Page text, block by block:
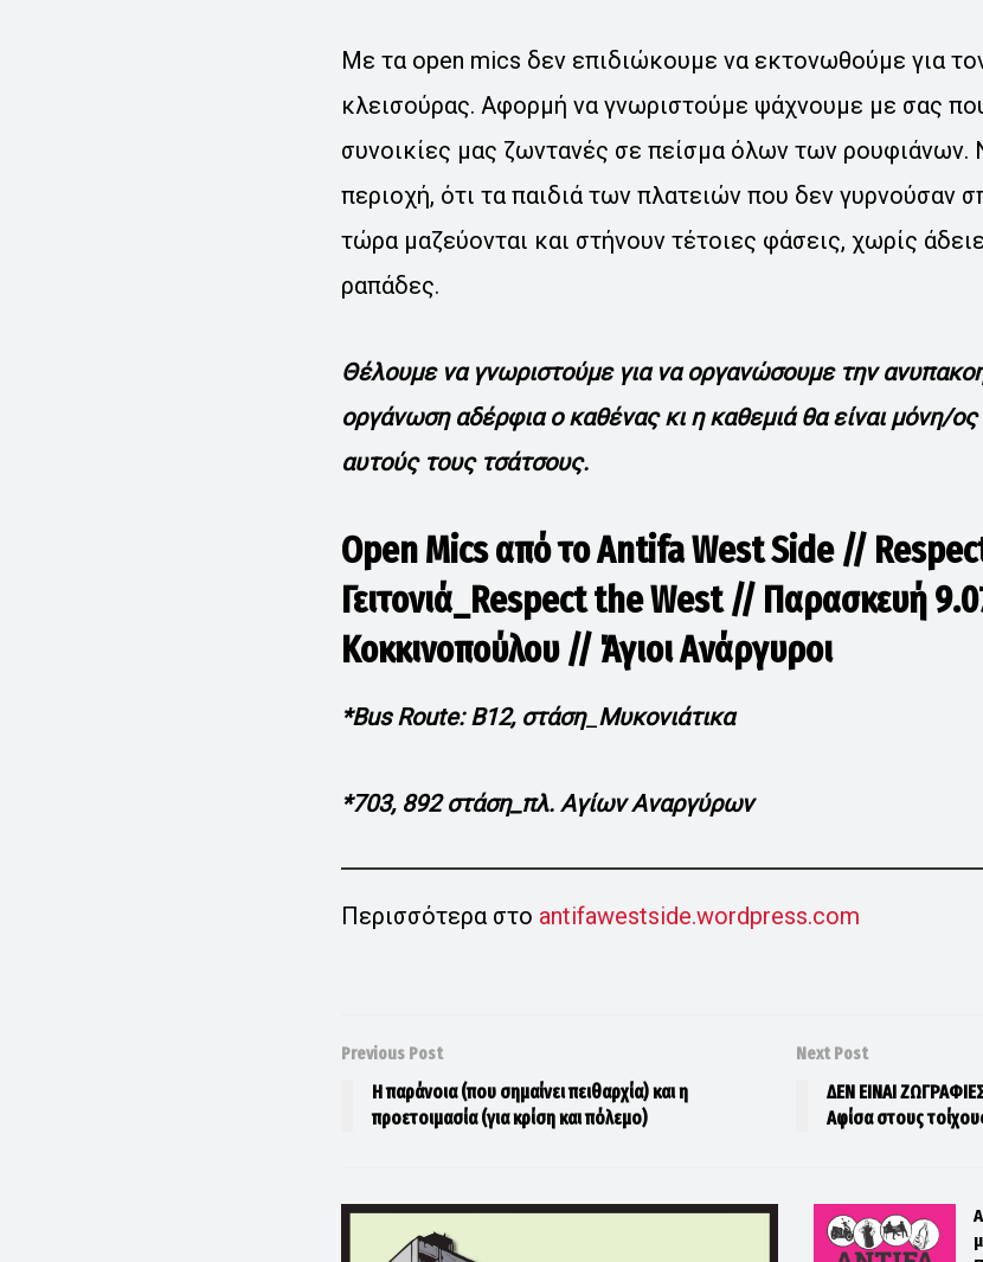
Με τα open mics δεν επιδιώκουμε να εκτονωθούμε για
κλεισούρας. Αφορμή να γνωριστούμε ψάχνουμε με σας
συνοικίες μας ζωντανές σε πείσμα όλων των ρουφιάνων.
περιοχή, ότι τα παιδιά των πλατειών που δεν γυρνούσαν
τώρα μαζεύονται και στήνουν τέτοιες φάσεις, χωρίς
ραπάδες.
Θέλουμε να γνωριστούμε για να οργανώσουμε την
οργάνωση αδέρφια ο καθένας κι η καθεμιά θα είναι μόνη/
αυτούς τους τσάτσους.
Open Mics από το Antifa West Side //
Γειτονιά_Respect the West // Παρασκευή
Κοκκινοπούλου // Άγιοι Ανάργυροι
*Bus Route: B12, στάση_ Μυκονιάτικα
*703, 892 στάση_πλ. Αγίων Αναργύρων
Περισσότερα στο antifawestside.wordpress.com
Previous Post
H παράνοια (που σημαίνει πειθαρχία) και η
προετοιμασία (για κρίση και πόλεμο)
Next Post
ΔΕΝ ΕΙΝΑΙ
Αφίσα στους